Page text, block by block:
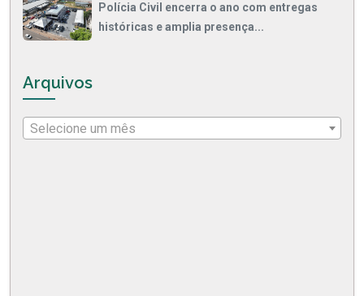
Polícia Civil encerra o ano com entregas
históricas e amplia presença...
Arquivos
Selecione um mês